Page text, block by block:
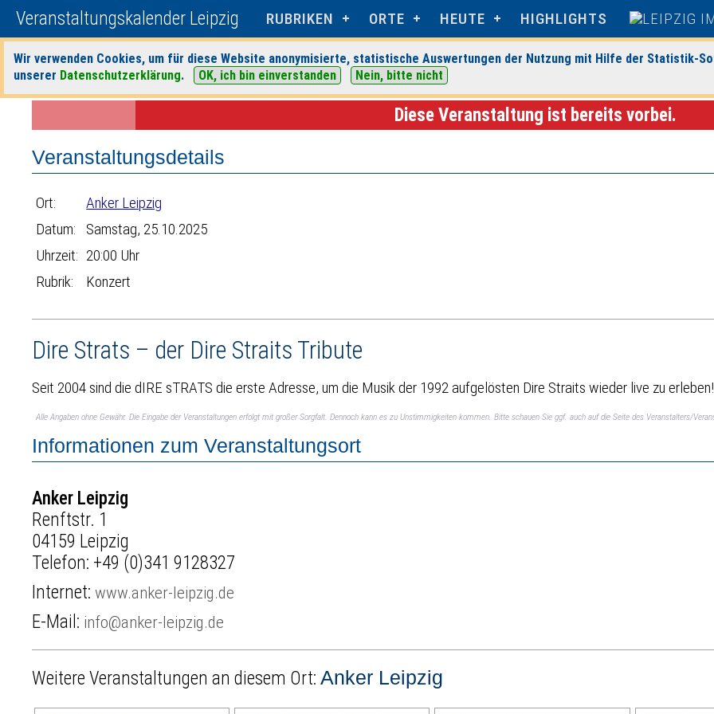
Veranstaltungskalender Leipzig RUBRIKEN ORTE HEUTE HIGHLIGHTS
Wir verwenden Cookies, um für diese Website anonymisierte, statistische Auswertungen der Nutzung mit Hilfe der Statistik-
unserer Datenschutzerklärung. OK, ich bin einverstanden Nein, bitte nicht
Startseite>Veranstaltungen>Suche> Konzert >Anker Leipzig> Veranstaltungsdetails
Diese Veranstaltung ist bereits vorbei.
Veranstaltungsdetails
Ort:
Anker Leipzig
Datum:
Samstag, 25.10.2025
Uhrzeit: 20:00 Uhr
Rubrik:
Konzert
Dire Strats – der Dire Straits Tribute
Seit 2004 sind die dIRE sTRATS die erste Adresse, um die Musik der 1992 aufgelösten Dire Straits wieder live zu erleben!
Alle Angaben ohne Gewähr. Die Eingabe der Veranstaltungen erfolgt mit großer Sorgfalt. Dennoch kann es zu Unstimmigkeiten kommen. Bitte schauen Sie ggf. auch auf die Seite des Veranstalters/
Informationen zum Veranstaltungsort
Anker Leipzig
Renftstr. 1
04159 Leipzig
Telefon: +49 (0)341 9128327
Internet:www.anker-leipzig.de
E-Mail: info@anker-leipzig.de
Weitere Veranstaltungen an diesem Ort:Anker Leipzig